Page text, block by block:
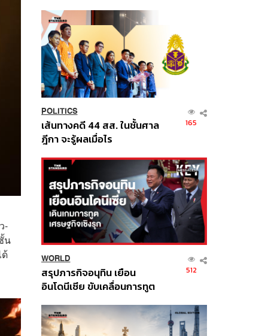
-
น
POLITICS
เส้นทางคดี 44 สส. ในชั้นศาล
ฎีกา จะรู้ผลเมื่อไร
165
WORLD
สรุปภารกิจอนุทิน เยือน
อินโดนีเซีย ขับเคลื่อนการทูต
ส่วนยุทธศาสตร์ไทย –
อินโดนีเซีย
512